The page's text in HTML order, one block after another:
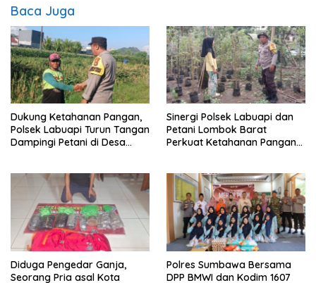
Baca Juga
Dukung Ketahanan Pangan,
Polsek Labuapi Turun Tangan
Dampingi Petani di Desa
Sinergi Polsek Labuapi dan
Petani Lombok Barat
Perkuat Ketahanan Pangan
Diduga Pengedar Ganja,
Seorang Pria asal Kota
Polres Sumbawa Bersama
DPP BMWI dan Kodim 1607